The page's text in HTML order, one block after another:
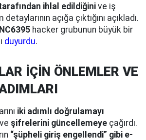
ihlal edildiğini ve iş
açığa çıktığını açıkladı.
hacker grubunun büyük bir
duyurdu.
İÇİN ÖNLEMLER VE
iki adımlı doğrulamayı
ve şifrelerini güncellemeye çağırdı.
“şüpheli giriş engellendi” gibi e-